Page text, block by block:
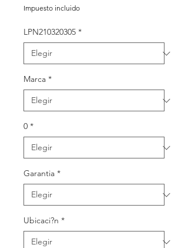
Impuesto incluido
LPN210320305 *
Marca *
0 *
Garantia *
Ubicaci?n *